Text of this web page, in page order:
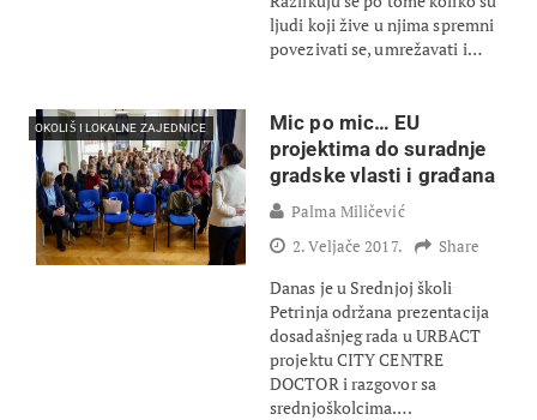
ljudi koji žive u njima spremni
povezivati se, umrežavati i…
OKOLIŠ I LOKALNE ZAJEDNICE
Mic po mic… EU
projektima do suradnje
gradske vlasti i građana
Palma Miličević
2. Veljače 2017.
Share
Danas je u Srednjoj školi
Petrinja održana prezentacija
dosadašnjeg rada u URBACT
projektu CITY CENTRE
DOCTOR i razgovor sa
srednjoškolcima….